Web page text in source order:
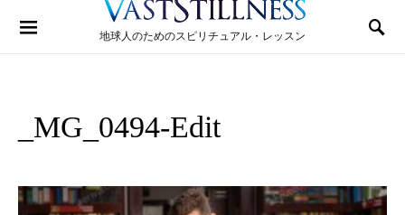
地球人のためのスピリチュアル・レッスン
Search for:
_MG_0494-Edit